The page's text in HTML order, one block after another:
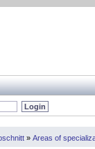
» Areas of